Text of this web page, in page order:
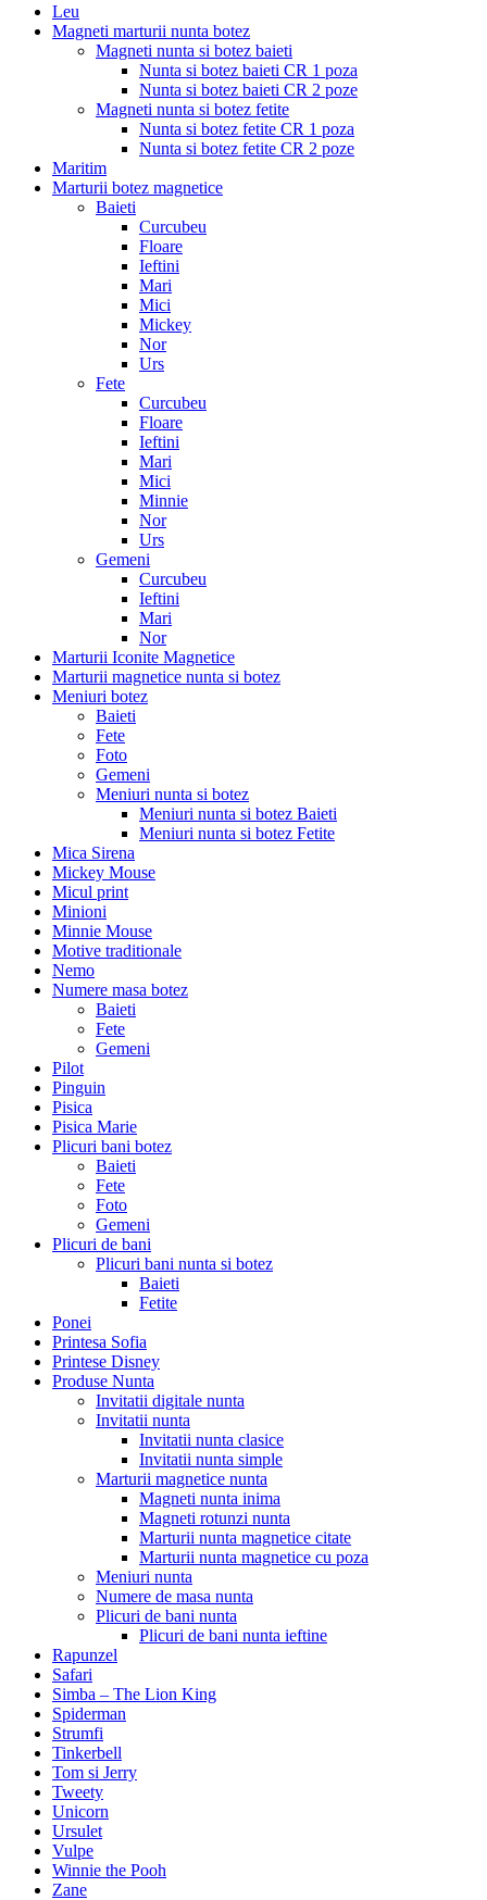
Leu
Magneti marturii nunta botez
Magneti nunta si botez baieti
Nunta si botez baieti CR 1 poza
Nunta si botez baieti CR 2 poze
Magneti nunta si botez fetite
Nunta si botez fetite CR 1 poza
Nunta si botez fetite CR 2 poze
Maritim
Marturii botez magnetice
Baieti
Curcubeu
Floare
Ieftini
Mari
Mici
Mickey
Nor
Urs
Fete
Curcubeu
Floare
Ieftini
Mari
Mici
Minnie
Nor
Urs
Gemeni
Curcubeu
Ieftini
Mari
Nor
Marturii Iconite Magnetice
Marturii magnetice nunta si botez
Meniuri botez
Baieti
Fete
Foto
Gemeni
Meniuri nunta si botez
Meniuri nunta si botez Baieti
Meniuri nunta si botez Fetite
Mica Sirena
Mickey Mouse
Micul print
Minioni
Minnie Mouse
Motive traditionale
Nemo
Numere masa botez
Baieti
Fete
Gemeni
Pilot
Pinguin
Pisica
Pisica Marie
Plicuri bani botez
Baieti
Fete
Foto
Gemeni
Plicuri de bani
Plicuri bani nunta si botez
Baieti
Fetite
Ponei
Printesa Sofia
Printese Disney
Produse Nunta
Invitatii digitale nunta
Invitatii nunta
Invitatii nunta clasice
Invitatii nunta simple
Marturii magnetice nunta
Magneti nunta inima
Magneti rotunzi nunta
Marturii nunta magnetice citate
Marturii nunta magnetice cu poza
Meniuri nunta
Numere de masa nunta
Plicuri de bani nunta
Plicuri de bani nunta ieftine
Rapunzel
Safari
Simba – The Lion King
Spiderman
Strumfi
Tinkerbell
Tom si Jerry
Tweety
Unicorn
Ursulet
Vulpe
Winnie the Pooh
Zane